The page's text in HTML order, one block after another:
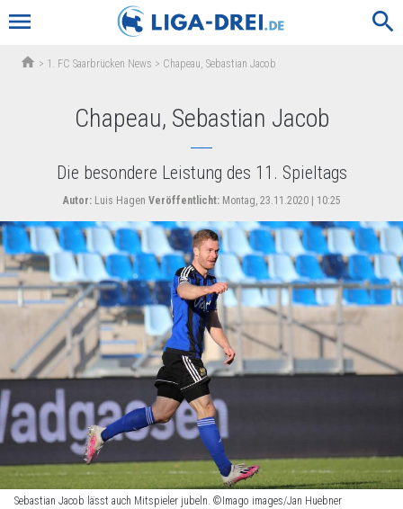
menu search
home > 1. FC Saarbrücken News > Chapeau, Sebastian Jacob
Chapeau, Sebastian Jacob
Die besondere Leistung des 11. Spieltags
Autor:Luis Hagen Veröffentlicht:Montag, 23.11.2020 | 10:25
Sebastian Jacob lässt auch Mitspieler jubeln. ©Imago images/Jan Huebner